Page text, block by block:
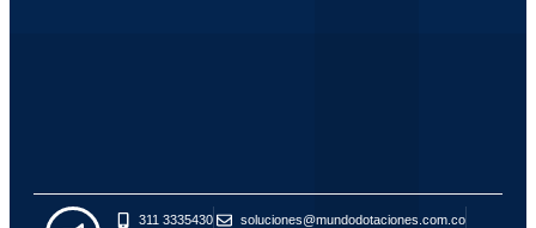
311 3335430
soluciones@mundodotaciones.com.co